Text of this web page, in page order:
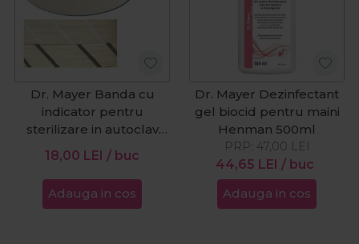
Dr. Mayer Banda cu
indicator pentru
sterilizare in autoclav
19mmx50m
18,00 LEI / buc
Adauga in cos
Dr. Mayer Dezinfectant
gel biocid pentru maini
Henman 500ml
44,65 LEI / buc
PRP: 47,00 LEI
Adauga in cos